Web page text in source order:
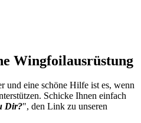
Wingfoilausrüstung
und eine schöne Hilfe ist es, wenn
Schicke Ihnen einfach
Dir?", den Link zu unseren